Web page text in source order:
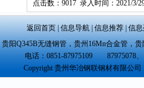
点击数：9017 录入时间：2021/3/
返回首页 信息导航 信息推荐 信
贵阳Q345B无缝钢管 ， 贵州16Mn合金管 ， 贵
电话：0851-87975109 87975078、
Copyright 贵州华冶钢联钢材有限公